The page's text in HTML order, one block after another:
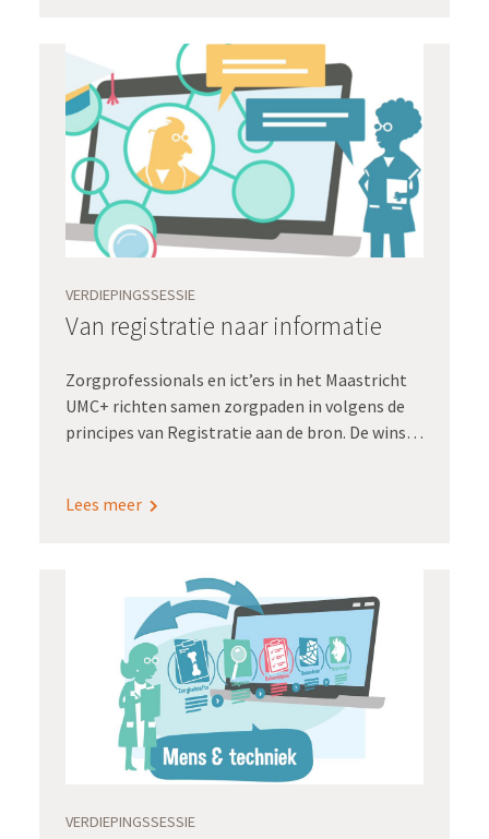
VERDIEPINGSSESSIE
Van registratie naar informatie
Zorgprofessionals en ict’ers in het Maastricht
UMC+ richten samen zorgpaden in volgens de
principes van Registratie aan de bron. De winst:
uitkomsten. Bovendien maakt zo’n generieke
Lees meer
VERDIEPINGSSESSIE